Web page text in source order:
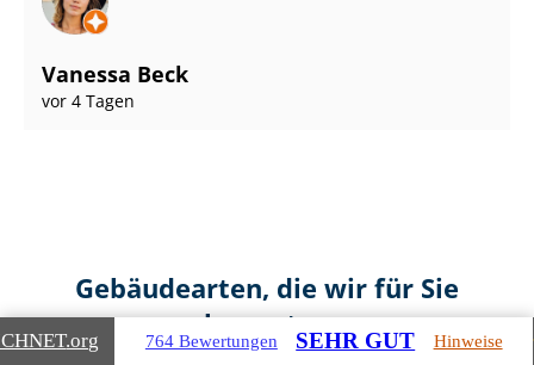
Vanessa Beck
vor 4 Tagen
Gebäudearten, die wir für Sie
bewerten
.org 764 Bewertungen SEHR GUT Hinweise